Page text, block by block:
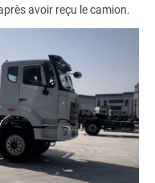
avoir reçu le camion.